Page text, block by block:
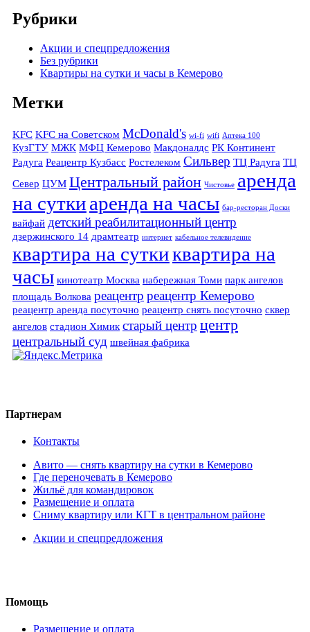
Рубрики
Акции и спецпредложения
Без рубрики
Квартиры на сутки и часы в Кемерово
Метки
KFC KFC на Советском McDonald's wi-fi wifi Аптека 100
КузГТУ МЖК МФЦ Кемерово Макдоналдс РК Континент
Радуга Реацентр Кузбасс Ростелеком Сильвер ТЦ Радуга ТЦ
Север ЦУМ Центральный район Чистовье аренда
на суткиаренда на часы бар-ресторан Доски
вайфай детский реабилитационный центр
дзержинского 14 драмтеатр интернет кабельное телевидение
квартира на суткиквартира на
часы кинотеатр Москва набережная Томи парк ангелов
площадь Волкова реацентр реацентр Кемерово
реацентр аренда посуточно реацентр снять посуточно сквер
ангелов стадион Химик старый центр центр
центральный суд швейная фабрика
Партнерам
Контакты
Авито — снять квартиру на сутки в Кемерово
Где переночевать в Кемерово
Жильё для командировок
Размещение и оплата
Сниму квартиру или КГТ в центральном районе
Акции и спецпредложения
Помощь
Размещение и оплата